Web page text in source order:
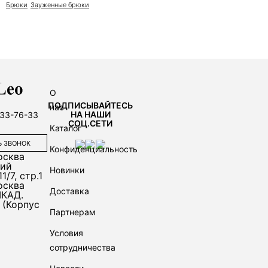
Брюки Зауженные брюки
ПОДПИСЫВАЙТЕСЬ
НА НАШИ
СОЦ.СЕТИ
О
нас
Каталог
Конфиденциальность
Новинки
Доставка
Партнерам
Условия
сотрудничества
76-33
ЗВОНОК
7, стр.1